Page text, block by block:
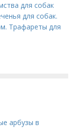
для собак
для собак.
Трафареты для
арбузы в